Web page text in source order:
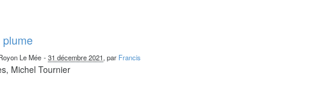
Le Mée -31 décembre 2021, par Francis
Michel Tournier